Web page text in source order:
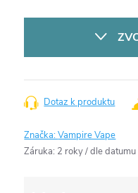
Dotaz k produktu
Značka:Vampire Vape
Záruka: 2 roky / dle